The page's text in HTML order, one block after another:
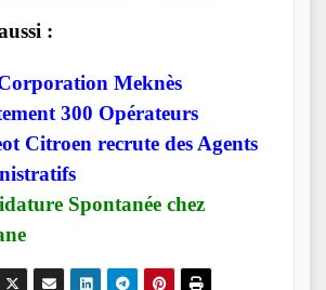
:
Meknès
300 Opérateurs
Citroen recrute des Agents
Spontanée chez